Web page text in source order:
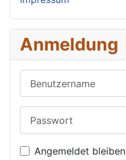
Anmeldung
Angemeldet bleiben